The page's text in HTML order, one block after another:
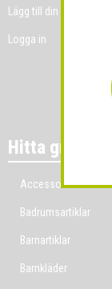
Lägg till din
Logga in
Hitta
Accessoarer
Badrumsartiklar
Barnartiklar
Barnkläder